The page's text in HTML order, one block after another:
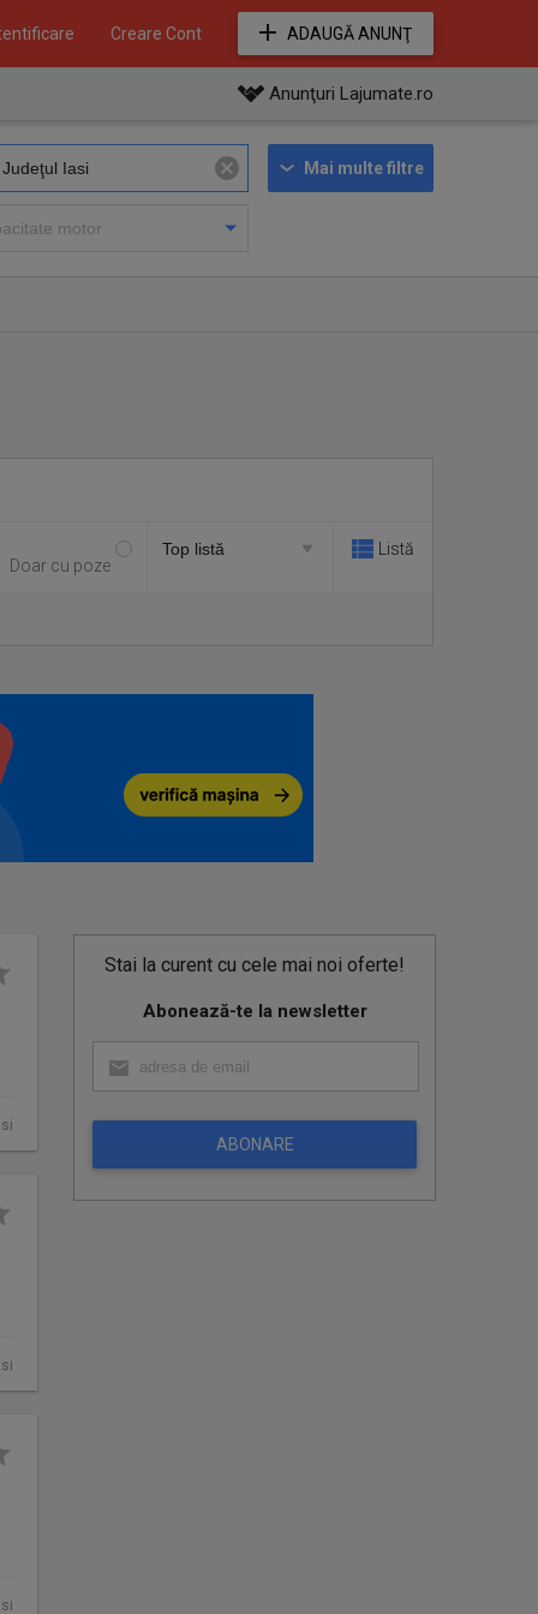
Creare Cont ADAUGĂ ANUNŢ
Anunţuri Lajumate.ro
Mai multe filtre
Doar cu poze
Listă
Stai la curent cu cele mai noi oferte!
Abonează-te la newsletter
ABONARE